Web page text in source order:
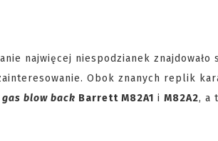
najwięcej niespodzianek
Obok znanych replik
gas blow back Barrett M82A1 i M82A2, a